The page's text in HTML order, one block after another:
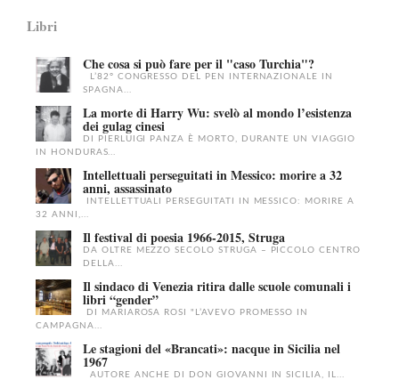
Libri
Che cosa si può fare per il "caso Turchia"?
L’82° CONGRESSO DEL PEN INTERNAZIONALE IN
SPAGNA...
La morte di Harry Wu: svelò al mondo l’esistenza
dei gulag cinesi
DI PIERLUIGI PANZA È MORTO, DURANTE UN VIAGGIO
IN HONDURAS...
Intellettuali perseguitati in Messico: morire a 32
anni, assassinato
INTELLETTUALI PERSEGUITATI IN MESSICO: MORIRE A
32 ANNI,...
Il festival di poesia 1966-2015, Struga
DA OLTRE MEZZO SECOLO STRUGA – PICCOLO CENTRO
DELLA...
Il sindaco di Venezia ritira dalle scuole comunali i
libri “gender”
DI MARIAROSA ROSI "L’AVEVO PROMESSO IN
CAMPAGNA...
Le stagioni del «Brancati»: nacque in Sicilia nel
1967
AUTORE ANCHE DI DON GIOVANNI IN SICILIA, IL...